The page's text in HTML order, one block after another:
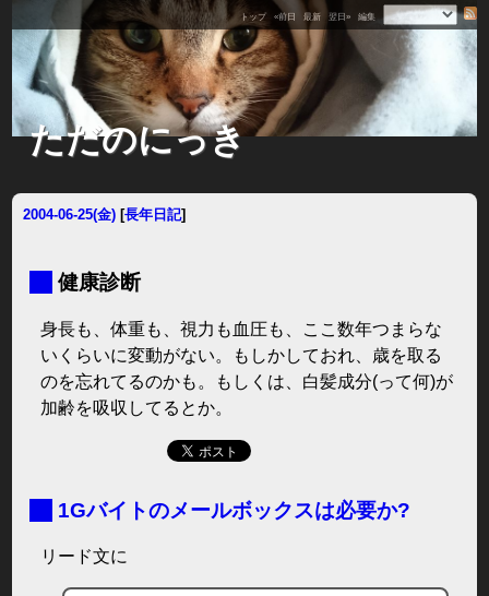
トップ «前日 最新 翌日» 編集
ただのにっき
2004-06-25(金) [長年日記]
健康診断
身長も、体重も、視力も血圧も、ここ数年つまらな
いくらいに変動がない。もしかしておれ、歳を取る
のを忘れてるのかも。もしくは、白髪成分(って何)が
加齢を吸収してるとか。
1Gバイトのメールボックスは必要か?
リード文に